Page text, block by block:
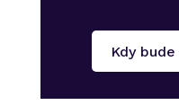
Kdy